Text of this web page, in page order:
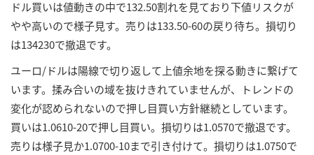
ドル買いは値動きの中で132.50割れを見ており下値リスクが
やや高いので様子見す。売りは133.50-60の戻り待ち。損切り
は134230で撤退です。
ユーロ/ドルは陽線で切り返して上値余地を探る動きに繋げて
います。揉み合いの域を抜けきれていませんが、トレンドの
変化が認められないので押し目買い方針継続としています。
買いは1.0610-20で押し目買い。損切りは1.0570で撤退です。
売りは様子見か1.0700-10まで引き付けて。損切りは1.0750で